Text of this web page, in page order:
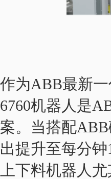
作为ABB最新
6760机器人是
案。当搭配
出提升至每分
上下料机器人